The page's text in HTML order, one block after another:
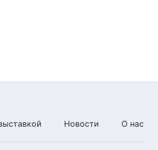
Вхождение в жизнь | Отрывок
Новости О нас